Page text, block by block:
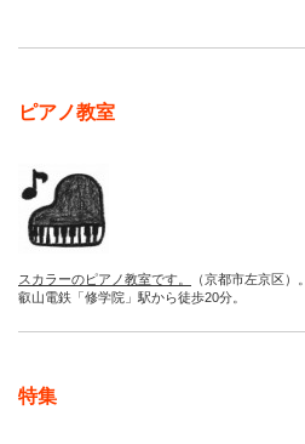
ピアノ教室
スカラーのピアノ教室です。
（京都市左京区）。
叡山電鉄「修学院」駅から徒歩20分。
特集